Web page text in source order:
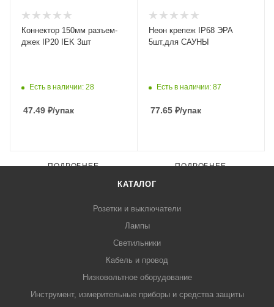
Коннектор 150мм разъем-
джек IP20 IEK 3шт
Есть в наличии: 28
47.49 ₽/упак
ПОДРОБНЕЕ
Неон крепеж IP68 ЭРА
5шт,для САУНЫ
Есть в наличии: 87
77.65 ₽/упак
ПОДРОБНЕЕ
КАТАЛОГ
Розетки и выключатели
Лампы
Светильники
Кабель и провод
Низковольтное оборудование
Инструмент, измерительные приборы и средства защиты